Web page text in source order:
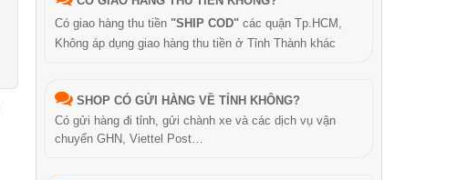
Có giao hàng thu tiền "SHIP COD" các quận Tp.HCM,
Không áp dụng giao hàng thu tiền ở Tỉnh Thành khác
SHOP CÓ GỬI HÀNG VỀ TỈNH KHÔNG?
Có gửi hàng đi tỉnh, gửi chành xe và các dịch vụ vận
chuyển GHN, Viettel Post…